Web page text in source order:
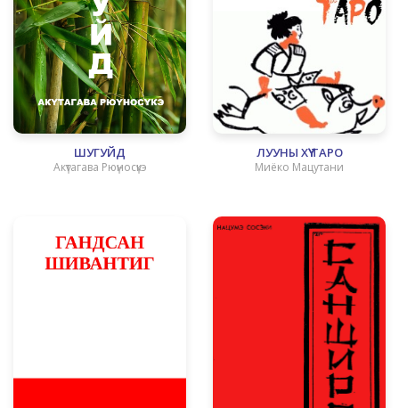
ШУГУЙД
Акүтагава Рюүносүкэ
ЛУУНЫ ХҮҮ ТАРО
Миёко Мацутани